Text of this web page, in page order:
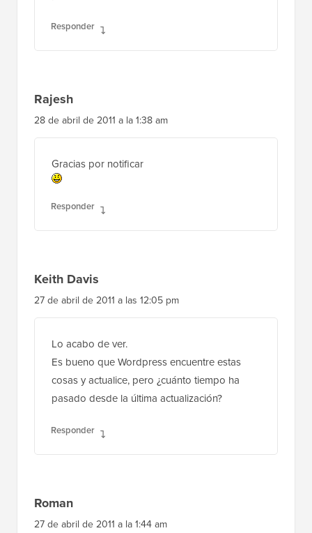
Responder
Rajesh
28 de abril de 2011 a la 1:38 am
Gracias por notificar
Responder
Keith Davis
27 de abril de 2011 a las 12:05 pm
Lo acabo de ver.
Es bueno que Wordpress encuentre estas
cosas y actualice, pero ¿cuánto tiempo ha
pasado desde la última actualización?
Responder
Roman
27 de abril de 2011 a la 1:44 am